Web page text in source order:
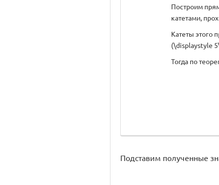
Построим
катетами,
Катеты этого
(\displaystyle
Тогда по
Подставим полученные